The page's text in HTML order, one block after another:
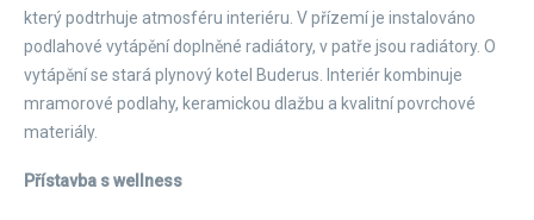
který podtrhuje atmosféru interiéru. V přízemí je instalováno
podlahové vytápění doplněné radiátory, v patře jsou radiátory. O
vytápění se stará plynový kotel Buderus. Interiér kombinuje
mramorové podlahy, keramickou dlažbu a kvalitní povrchové
materiály.
Přístavba s wellness